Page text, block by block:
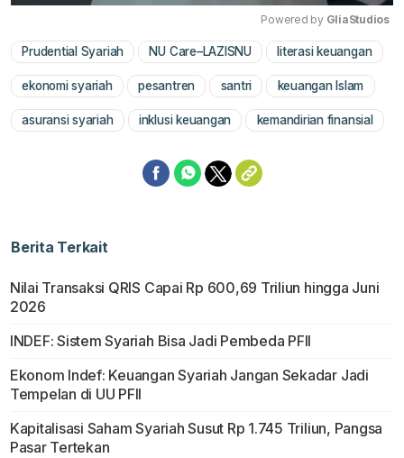
Mute
Powered by GliaStudios
Prudential Syariah NU Care–LAZISNU literasi keuangan
ekonomi syariah pesantren santri keuangan Islam
asuransi syariah inklusi keuangan kemandirian finansial
Berita Terkait
Nilai Transaksi QRIS Capai Rp 600,69 Triliun hingga Juni
2026
INDEF: Sistem Syariah Bisa Jadi Pembeda PFII
Ekonom Indef: Keuangan Syariah Jangan Sekadar Jadi
Tempelan di UU PFII
Kapitalisasi Saham Syariah Susut Rp 1.745 Triliun, Pangsa
Pasar Tertekan